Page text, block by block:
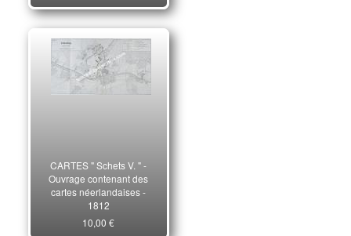
CARTES " Schets V. " -
Ouvrage contenant des
cartes néerlandaises -
1812
10,00 €